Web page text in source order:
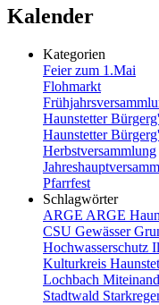
Kalender
Kategorien
Feier zum 1.Mai
Flohmarkt
Haunstetter
Haunstetter
Herbstversammlung
Pfarrfest
Schlagwörter
ARGE ARGE
CSU Gewässer
Hochwasserschutz
Kulturkreis
Lochbach
Stadtwald